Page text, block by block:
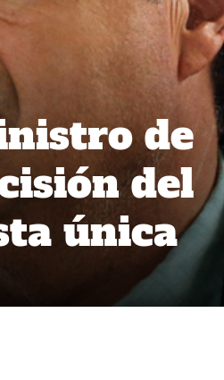
de
del
única